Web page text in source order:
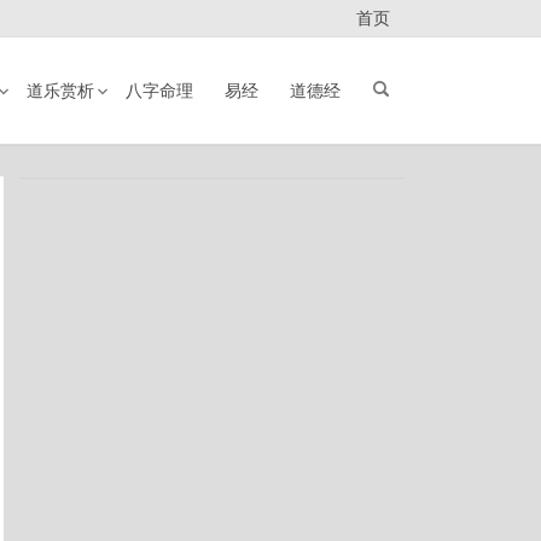
首页
道乐赏析 八字命理 易经 道德经